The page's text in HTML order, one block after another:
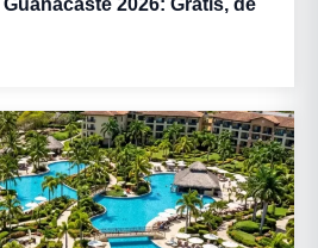
2026: Gratis, de